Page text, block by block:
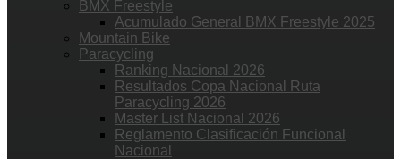
BMX Freestyle
Acumulado General BMX Freestyle 2025
Mountain Bike
Paracycling
Ranking Nacional 2026
Resultados Copa Nacional Ruta
Paracycling 2026
Master List Nacional 2026
Reglamento Clasificación Funcional
Nacional